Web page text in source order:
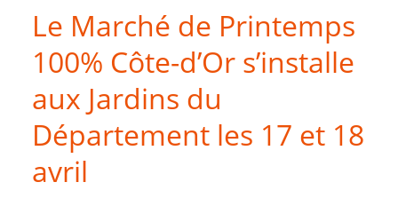
Le Marché de Printemps
100% Côte-d’Or s’installe
aux Jardins du
Département les 17 et 18
avril